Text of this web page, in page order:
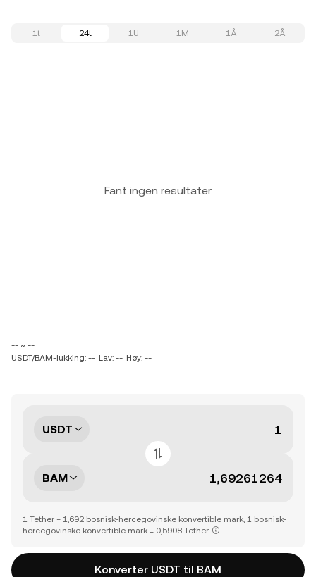
1t 24t 1U 1M 1Å 2Å
Fant ingen resultater
-- ~ --
USDT/BAM-lukking: -- Lav: -- Høy: --
USDT
BAM
1 Tether = 1,692 bosnisk-hercegovinske konvertible mark, 1 bosnisk-
hercegovinske konvertible mark = 0,5908 Tether
Konverter USDT til BAM